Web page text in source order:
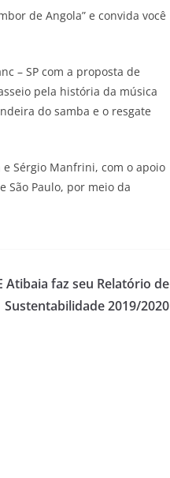
de Angola” e convida você
– SP com a proposta de
pela história da música
do samba e o resgate
e Sérgio Manfrini, com o apoio
São Paulo, por meio da
Atibaia faz seu Relatório de
Sustentabilidade 2019/2020